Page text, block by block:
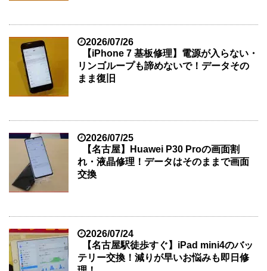
2026/07/26
【iPhone 7 基板修理】電源が入らない・
リンゴループも諦めないで！データその
まま復旧
2026/07/25
【名古屋】Huawei P30 Proの画面割
れ・液晶修理！データはそのままで画面
交換
2026/07/24
【名古屋駅徒歩すぐ】iPad mini4のバッ
テリー交換！減りが早いお悩みも即日修